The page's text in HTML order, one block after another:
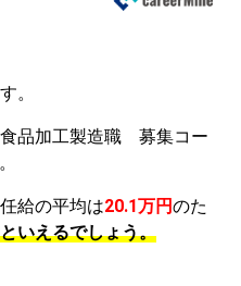
。
食品加工製造職 募集コー
給の平均は20.1万円のた
いえるでしょう。